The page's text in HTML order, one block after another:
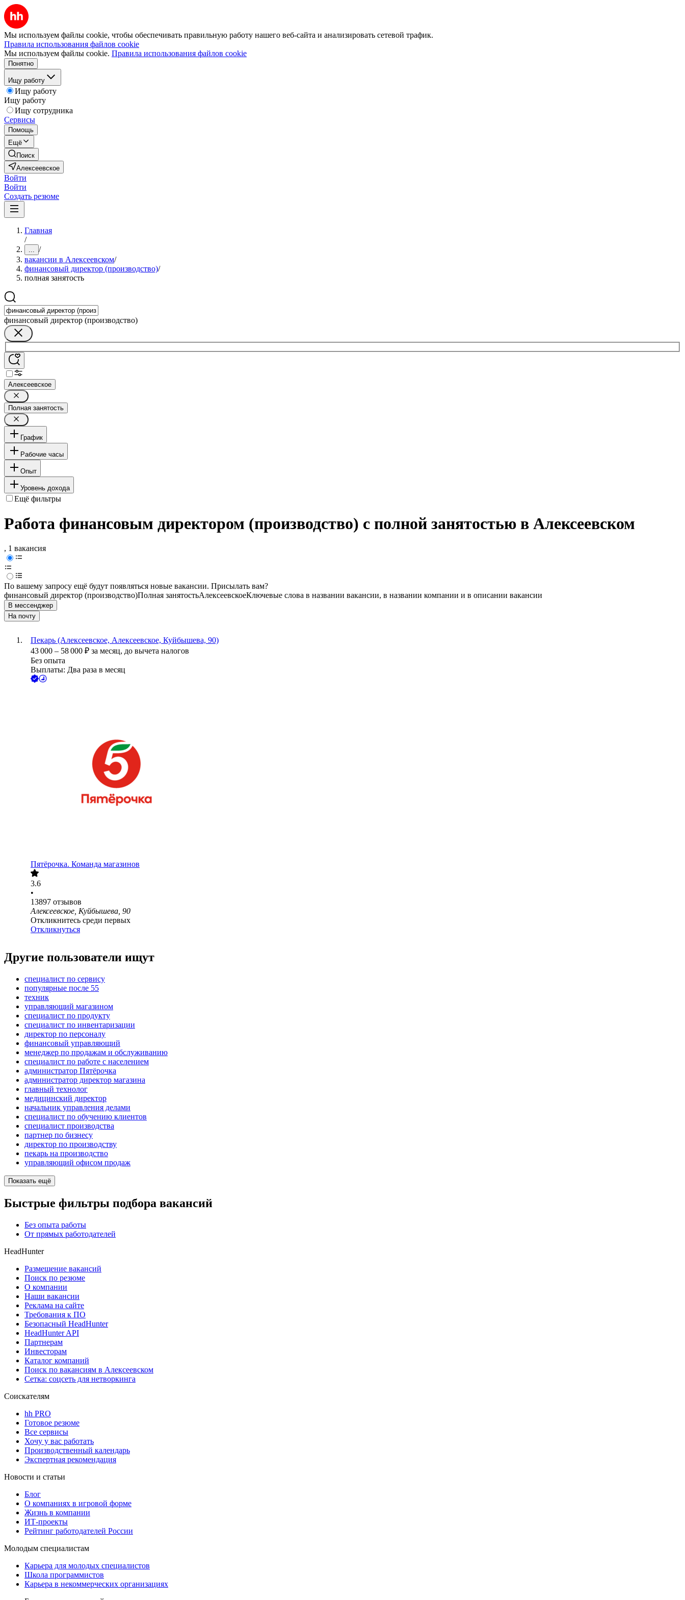
Мы используем файлы cookie, чтобы обеспечивать правильную работу нашего веб-сайта и анализировать сетевой трафик.
Правила использования файлов cookie
Мы используем файлы cookie. Правила использования файлов cookie
Понятно
Ищу работу
Ищу работу
Ищу работу
Ищу сотрудника
Сервисы
Помощь
Ещё
Поиск
Алексеевское
Войти
Войти
Создать резюме
Главная
/
... /
вакансии в Алексеевском/
финансовый директор (производство)/
полная занятость
финансовый директор (производство)
Алексеевское
Полная занятость
График
Рабочие часы
Опыт
Уровень дохода
Ещё фильтры
Работа финансовым директором (производство) с полной занятостью в Алексеевском
, 1 вакансия
По вашему запросу ещё будут появляться новые вакансии. Присылать вам?
финансовый директор (производство)Полная занятостьАлексеевскоеКлючевые слова в названии вакансии, в названии компании и в описании вакансии
В мессенджер
На почту
Пекарь (Алексеевское, Алексеевское, Куйбышева, 90)
43 000 – 58 000 ₽ за месяц, до вычета налогов
Без опыта
Выплаты: Два раза в месяц
Пятёрочка. Команда магазинов
3.6
•
13897 отзывов
Алексеевское, Куйбышева, 90
Откликнитесь среди первых
Откликнуться
Другие пользователи ищут
специалист по сервису
популярные после 55
техник
управляющий магазином
специалист по продукту
специалист по инвентаризации
директор по персоналу
финансовый управляющий
менеджер по продажам и обслуживанию
специалист по работе с населением
администратор Пятёрочка
администратор директор магазина
главный технолог
медицинский директор
начальник управления делами
специалист по обучению клиентов
специалист производства
партнер по бизнесу
директор по производству
пекарь на производство
управляющий офисом продаж
Показать ещё
Быстрые фильтры подбора вакансий
Без опыта работы
От прямых работодателей
HeadHunter
Размещение вакансий
Поиск по резюме
О компании
Наши вакансии
Реклама на сайте
Требования к ПО
Безопасный HeadHunter
HeadHunter API
Партнерам
Инвесторам
Каталог компаний
Поиск по вакансиям в Алексеевском
Сетка: соцсеть для нетворкинга
Соискателям
hh PRO
Готовое резюме
Все сервисы
Хочу у вас работать
Производственный календарь
Экспертная рекомендация
Новости и статьи
Блог
О компаниях в игровой форме
Жизнь в компании
ИТ-проекты
Рейтинг работодателей России
Молодым специалистам
Карьера для молодых специалистов
Школа программистов
Карьера в некоммерческих организациях